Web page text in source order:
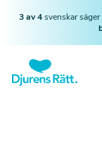
3 av 4svenskar